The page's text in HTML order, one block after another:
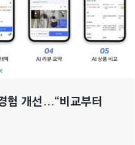
험 개선…“비교부터